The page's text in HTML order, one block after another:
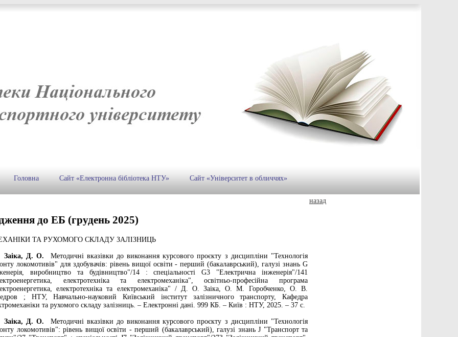
Головна Сайт «Електронна бібліотека НТУ» Сайт «Університет в обличчях»
назад
до ЕБ (грудень 2025)
ТА РУХОМОГО СКЛАДУ ЗАЛІЗНИЦЬ
Д. О. Методичні вказівки до виконання курсового проєкту з дисципліни "Технологія
локомотивів" для здобувачів: рівень вищої освіти - перший (бакалаврський), галузі знань G
виробництво та будівництво"/14 : спеціальності G3 "Електрична інженерія"/141
електротехніка та електромеханіка", освітньо-професійна програма
електротехніка та електромеханіка" / Д. О. Заіка, О. М. Горобченко, О. В.
; НТУ, Навчально-науковий Київський інститут залізничного транспорту, Кафедра
та рухомого складу залізниць. – Електронні дані. 999 КБ. – Київ : НТУ, 2025. – 37 с.
Д. О. Методичні вказівки до виконання курсового проєкту з дисципліни "Технологія
локомотивів": рівень вищої освіти - перший (бакалаврський), галузі знань J "Транспорт та